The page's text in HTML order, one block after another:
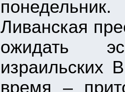
понедельник.
Ливанская
ожидать
израильских
время –